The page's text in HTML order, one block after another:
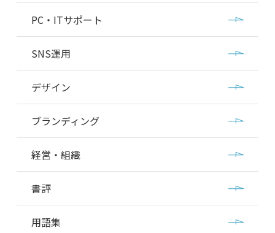
PC・ITサポート
SNS運用
デザイン
ブランディング
経営・組織
書評
用語集